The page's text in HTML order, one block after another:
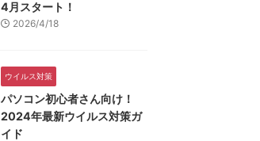
4月スタート！
2026/4/18
ウイルス対策
パソコン初心者さん向け！
2024年最新ウイルス対策ガ
イド